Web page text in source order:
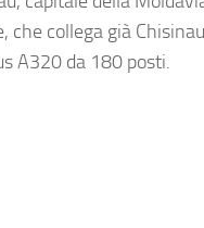
che collega già
A320 da 180 posti.